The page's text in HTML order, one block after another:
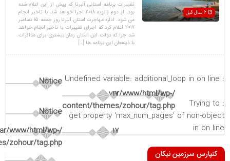
تغییرات برنامه استانی آلبرتا که پیش از این اعلام شده
بود، از دوم ژانویه 2018 اجرا خواهد شد، با تاخیر انجام
می شود. اداره مهاجرت استان آلبرتا روز جمعه 15 دسامبر
2017 اعلام کرد که اجرای تغییرات با تاخیر انجام خواهد
شد چرا که دولت این استان زمان بیشتری برای مذاکرات
با ذینفعان این برنامه ها […]
Notice
: Undefined variable: additional_loop in
/var/www/html/wp-
content/themes/zohour/tag.php
on line
17
Notice
: Trying to
get property 'max_num_pages' of non-object
in
www/html/wp-
zohour/tag.php
on line
17
کنپارس سرزمین نیکان